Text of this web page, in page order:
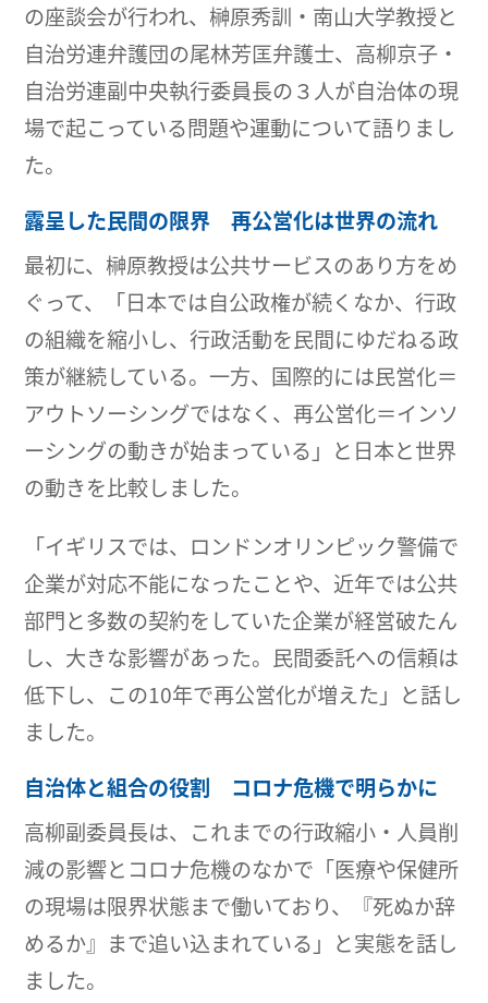
の座談会が行われ、榊原秀訓・南山大学教授と
自治労連弁護団の尾林芳匡弁護士、高柳京子・
自治労連副中央執行委員長の３人が自治体の現
場で起こっている問題や運動について語りまし
た。
露呈した民間の限界 再公営化は世界の流れ
最初に、榊原教授は公共サービスのあり方をめ
ぐって、「日本では自公政権が続くなか、行政
の組織を縮小し、行政活動を民間にゆだねる政
策が継続している。一方、国際的には民営化＝
アウトソーシングではなく、再公営化＝インソ
ーシングの動きが始まっている」と日本と世界
の動きを比較しました。
「イギリスでは、ロンドンオリンピック警備で
企業が対応不能になったことや、近年では公共
部門と多数の契約をしていた企業が経営破たん
し、大きな影響があった。民間委託への信頼は
低下し、この10年で再公営化が増えた」と話し
ました。
自治体と組合の役割 コロナ危機で明らかに
高柳副委員長は、これまでの行政縮小・人員削
減の影響とコロナ危機のなかで「医療や保健所
の現場は限界状態まで働いており、『死ぬか辞
めるか』まで追い込まれている」と実態を話し
ました。